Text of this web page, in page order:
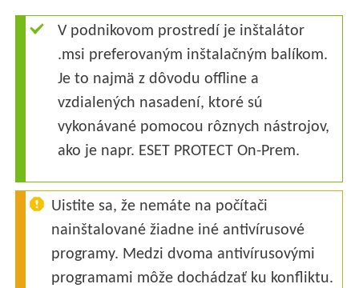
V podnikovom prostredí je inštalátor
.msi preferovaným inštalačným balíkom.
Je to najmä z dôvodu offline a
vzdialených nasadení, ktoré sú
vykonávané pomocou rôznych nástrojov,
ako je napr. ESET PROTECT On-Prem.
Uistite sa, že nemáte na počítači
nainštalované žiadne iné antivírusové
programy. Medzi dvoma antivírusovými
programami môže dochádzať ku konfliktu.